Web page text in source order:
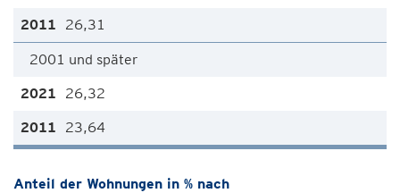
26,31
2001 und später
26,32
23,64
Anteil der Wohnungen in % nach